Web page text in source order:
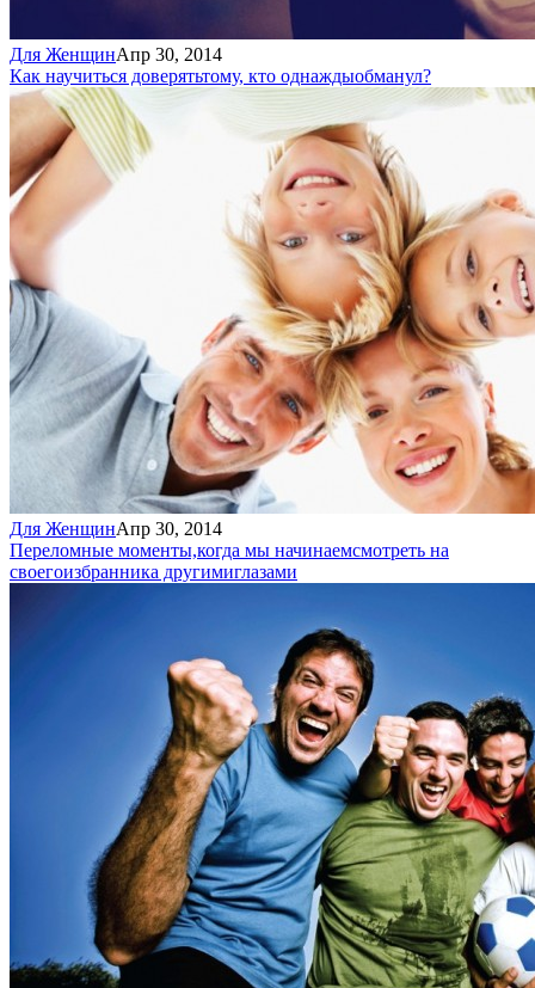
Для ЖенщинАпр 30, 2014
Как научиться доверятьтому, кто однаждыобманул?
Для ЖенщинАпр 30, 2014
Переломные моменты,когда мы начинаемсмотреть на
своегоизбранника другимиглазами